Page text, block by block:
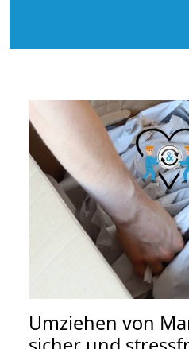
Umziehen von